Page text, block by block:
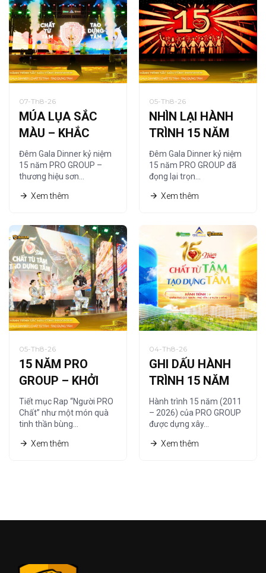
07-Th8-26
MÚA LỤA SẮC
MÀU – KHẮC
HỌA CHẤT RIÊNG
CỦA PRO GROUP
Đêm Gala Dinner kỷ niệm
15 năm PRO GROUP –
thương hiệu sơn…
Xem thêm
05-Th8-26
NHÌN LẠI HÀNH
TRÌNH 15 NĂM
QUA NGHỆ
THUẬT TRANH
CÁT
Đêm Gala Dinner kỷ niệm
15 năm PRO GROUP đã
đọng lại trọn…
Xem thêm
05-Th8-26
15 NĂM PRO
GROUP – KHỞI
NGUỒN TỪ
“NGƯỜI PRO
CHẤT”
Tiết mục Rap “Người PRO
Chất” như một món quà
tinh thần bùng…
Xem thêm
04-Th8-26
GHI DẤU HÀNH
TRÌNH 15 NĂM
CÙNG HỆ THỐNG
NHÀ PHÂN PHỐI
Hành trình 15 năm (2011
– 2026) của PRO GROUP
được dựng xây…
Xem thêm